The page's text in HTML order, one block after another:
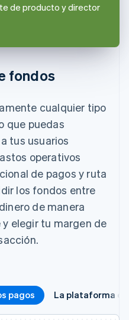
de producto y director
fondos
cualquier tipo
que puedas
tus usuarios
operativos
de pagos y ruta
los fondos entre
de manera
elegir tu margen de
pagos La plataforma